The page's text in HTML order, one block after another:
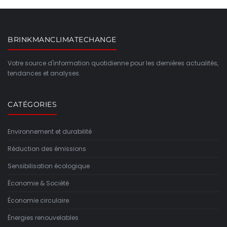
BRINKMANCLIMATECHANGE
Votre source d'information quotidienne pour les dernières actualités,
tendances et analyses.
CATÉGORIES
Environnement et durabilité
Réduction des émissions
Sensibilisation écologique
Économie & Société
Économie circulaire
Énergies renouvelables